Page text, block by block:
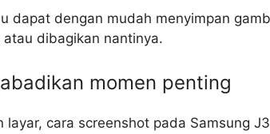
dapat dengan mudah menyimpan
dibagikan nantinya.
momen penting
layar, cara screenshot pada Samsung